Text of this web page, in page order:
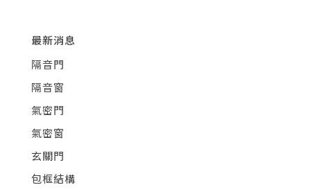
最新消息
隔音門
隔音窗
氣密門
氣密窗
玄關門
包框結構